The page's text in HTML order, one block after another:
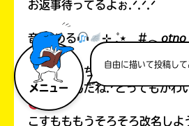
メニュー
自由に描いて投稿して
お返事待ってるよぉ.ᐟ.ᐟ.ᐟ
音乃 める
⊹ ̊.⋆ #𓂃𝘰𝘵𝘯𝘰
ᐟ
こっんにっちはーー.ᐟ.ᐟお返事
改名したんだね.ᐟとってもかわ
こすもももうそろそろ改名しよ